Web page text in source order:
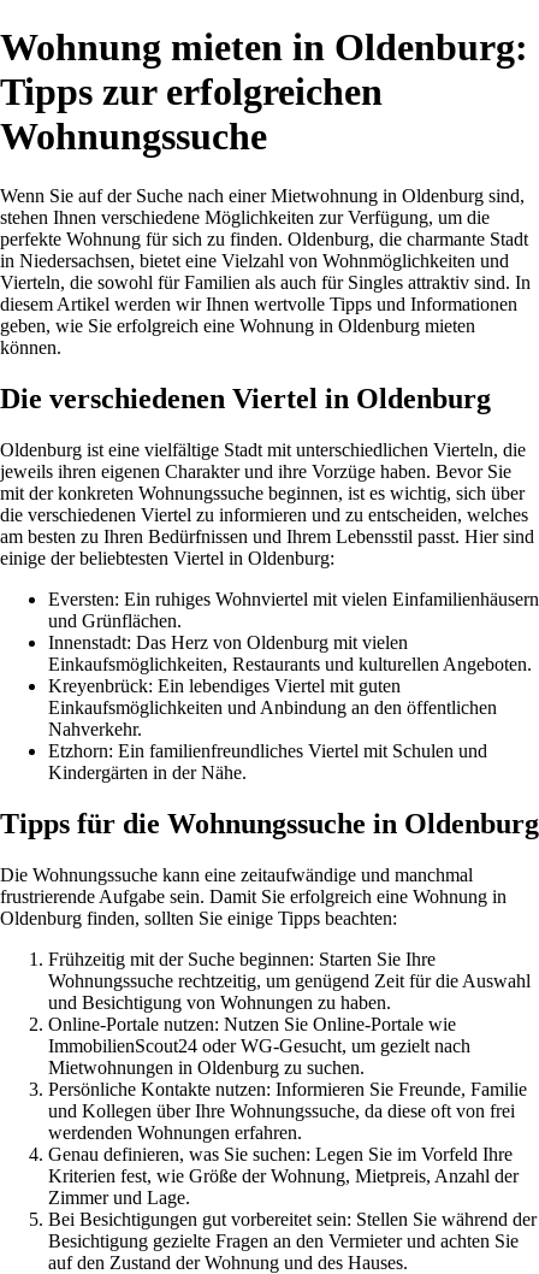
Wohnung mieten in Oldenburg:
Tipps zur erfolgreichen
Wohnungssuche
Wenn Sie auf der Suche nach einer Mietwohnung in Oldenburg sind,
stehen Ihnen verschiedene Möglichkeiten zur Verfügung, um die
perfekte Wohnung für sich zu finden. Oldenburg, die charmante Stadt
in Niedersachsen, bietet eine Vielzahl von Wohnmöglichkeiten und
Vierteln, die sowohl für Familien als auch für Singles attraktiv sind. In
diesem Artikel werden wir Ihnen wertvolle Tipps und Informationen
geben, wie Sie erfolgreich eine Wohnung in Oldenburg mieten
können.
Die verschiedenen Viertel in Oldenburg
Oldenburg ist eine vielfältige Stadt mit unterschiedlichen Vierteln, die
jeweils ihren eigenen Charakter und ihre Vorzüge haben. Bevor Sie
mit der konkreten Wohnungssuche beginnen, ist es wichtig, sich über
die verschiedenen Viertel zu informieren und zu entscheiden, welches
am besten zu Ihren Bedürfnissen und Ihrem Lebensstil passt. Hier sind
einige der beliebtesten Viertel in Oldenburg:
Eversten: Ein ruhiges Wohnviertel mit vielen Einfamilienhäusern
und Grünflächen.
Innenstadt: Das Herz von Oldenburg mit vielen
Einkaufsmöglichkeiten, Restaurants und kulturellen Angeboten.
Kreyenbrück: Ein lebendiges Viertel mit guten
Einkaufsmöglichkeiten und Anbindung an den öffentlichen
Nahverkehr.
Etzhorn: Ein familienfreundliches Viertel mit Schulen und
Kindergärten in der Nähe.
Tipps für die Wohnungssuche in Oldenburg
Die Wohnungssuche kann eine zeitaufwändige und manchmal
frustrierende Aufgabe sein. Damit Sie erfolgreich eine Wohnung in
Oldenburg finden, sollten Sie einige Tipps beachten:
Frühzeitig mit der Suche beginnen: Starten Sie Ihre
Wohnungssuche rechtzeitig, um genügend Zeit für die Auswahl
und Besichtigung von Wohnungen zu haben.
Online-Portale nutzen: Nutzen Sie Online-Portale wie
ImmobilienScout24 oder WG-Gesucht, um gezielt nach
Mietwohnungen in Oldenburg zu suchen.
Persönliche Kontakte nutzen: Informieren Sie Freunde, Familie
und Kollegen über Ihre Wohnungssuche, da diese oft von frei
werdenden Wohnungen erfahren.
Genau definieren, was Sie suchen: Legen Sie im Vorfeld Ihre
Kriterien fest, wie Größe der Wohnung, Mietpreis, Anzahl der
Zimmer und Lage.
Bei Besichtigungen gut vorbereitet sein: Stellen Sie während der
Besichtigung gezielte Fragen an den Vermieter und achten Sie
auf den Zustand der Wohnung und des Hauses.